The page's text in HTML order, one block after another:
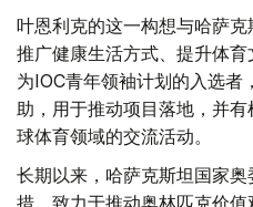
叶恩利克的这一构想与哈萨
推广健康生活方式、提升体
为IOC青年领袖计划的入选者
助，用于推动项目落地，并
球体育领域的交流活动。
长期以来，哈萨克斯坦国家